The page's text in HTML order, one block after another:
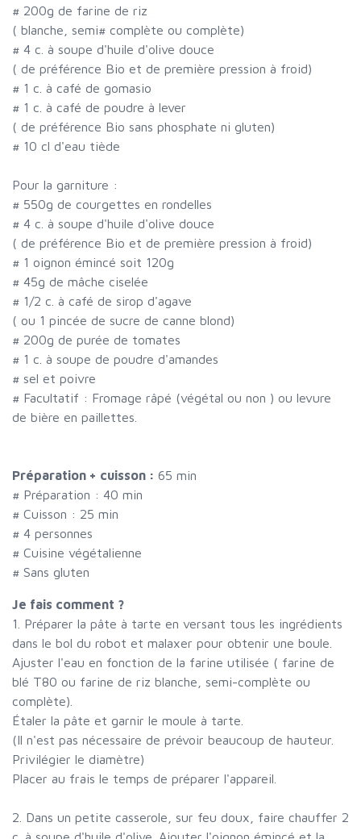
# 200g de farine de riz
( blanche, semi# complète ou complète)
# 4 c. à soupe d'huile d'olive douce
( de préférence Bio et de première pression à froid)
# 1 c. à café de gomasio
# 1 c. à café de poudre à lever
( de préférence Bio sans phosphate ni gluten)
# 10 cl d'eau tiède
Pour la garniture :
# 550g de courgettes en rondelles
# 4 c. à soupe d'huile d'olive douce
( de préférence Bio et de première pression à froid)
# 1 oignon émincé soit 120g
# 45g de mâche ciselée
# 1/2 c. à café de sirop d'agave
( ou 1 pincée de sucre de canne blond)
# 200g de purée de tomates
# 1 c. à soupe de poudre d'amandes
# sel et poivre
# Facultatif : Fromage râpé (végétal ou non ) ou levure
de bière en paillettes.
Préparation + cuisson : 65 min
# Préparation : 40 min
# Cuisson : 25 min
# 4 personnes
# Cuisine végétalienne
# Sans gluten
Je fais comment ?
1. Préparer la pâte à tarte en versant tous les ingrédients
dans le bol du robot et malaxer pour obtenir une boule.
Ajuster l'eau en fonction de la farine utilisée ( farine de
blé T80 ou farine de riz blanche, semi-complète ou
complète).
Étaler la pâte et garnir le moule à tarte.
(Il n'est pas nécessaire de prévoir beaucoup de hauteur.
Privilégier le diamètre)
Placer au frais le temps de préparer l'appareil.
2. Dans un petite casserole, sur feu doux, faire chauffer 2